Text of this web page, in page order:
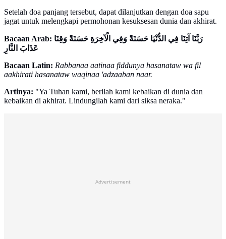
Setelah doa panjang tersebut, dapat dilanjutkan dengan doa sapu
jagat untuk melengkapi permohonan kesuksesan dunia dan akhirat.
Bacaan Arab: رَبَّنَا آتِنَا فِي الدُّنْيَا حَسَنَةً وَفِي الْآخِرَةِ حَسَنَةً وَقِنَا
عَذَابَ النَّارِ
Bacaan Latin: Rabbanaa aatinaa fiddunya hasanataw wa fil
aakhirati hasanataw waqinaa 'adzaaban naar.
Artinya: "Ya Tuhan kami, berilah kami kebaikan di dunia dan
kebaikan di akhirat. Lindungilah kami dari siksa neraka."
Advertisement